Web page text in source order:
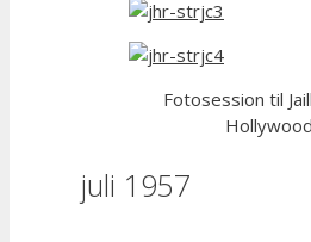
Fotosession til
juli 1957